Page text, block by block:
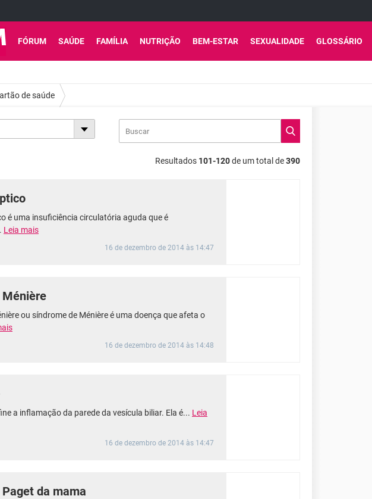
FÓRUM SAÚDE FAMÍLIA NUTRIÇÃO BEM-ESTAR SEXUALIDADE GLOSSÁRIO
de saúde
Resultados 101-120de um total de390
é uma insuficiência circulatória aguda que é
Leia mais
16 de dezembro de 2014 às 14:47
Ménière
ou síndrome de Ménière é uma doença que afeta o
16 de dezembro de 2014 às 14:48
a inflamação da parede da vesícula biliar. Ela é... Leia
16 de dezembro de 2014 às 14:47
da mama